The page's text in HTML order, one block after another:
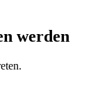
werden